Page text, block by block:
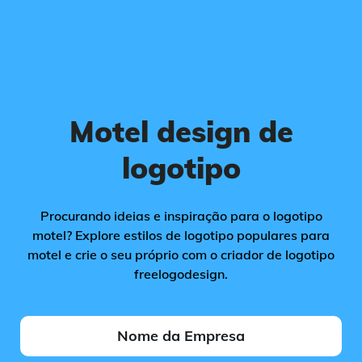
Motel design de
logotipo
Procurando ideias e inspiração para o logotipo
motel? Explore estilos de logotipo populares para
motel e crie o seu próprio com o criador de logotipo
freelogodesign.